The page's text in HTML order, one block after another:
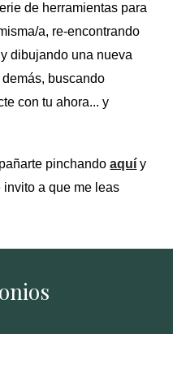
de herramientas para
a, re-encontrando
y dibujando una nueva
buscando
con tu ahora... y
pinchandoaquí y
invito a que me leas